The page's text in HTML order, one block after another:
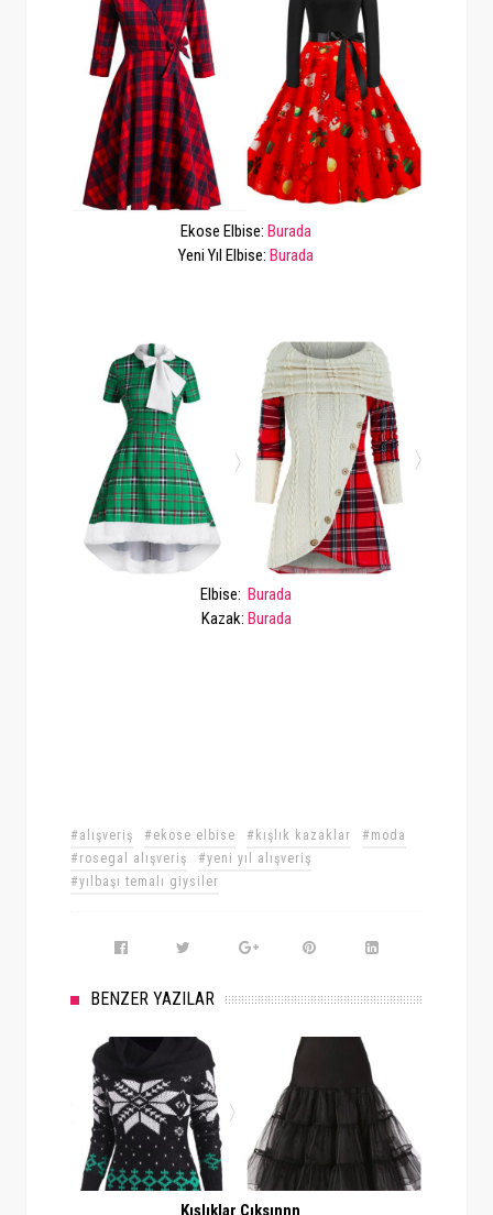
Ekose Elbise:Burada
Yeni Yıl Elbise:Burada
Elbise:Burada
Kazak: Burada
#alışveriş #ekose elbise #kışlık kazaklar
#moda
#rosegal alışveriş
#yeni yıl alışveriş
#yılbaşı temalı giysiler
BENZER YAZILAR
Kışlıklar Çıksınnn